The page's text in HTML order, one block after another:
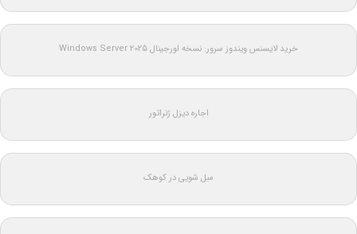
خرید لایسنس ویندوز سرور: نسخه اورجینال Windows Server 2025
اجاره دیزل ژنراتور
مبل شویی در کوهک